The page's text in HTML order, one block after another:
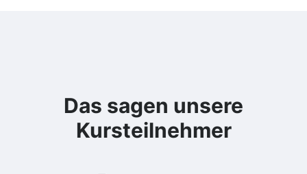
Das sagen unsere
Kursteilnehmer